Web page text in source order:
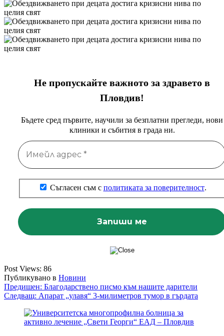
Не пропускайте важното за здравето в
Пловдив!
Бъдете сред първите, научили за безплатни прегледи, нови
клиники и събития в града ни.
Съгласен съм с политиката за поверителност.
Post Views: 86
Публикувано в Новини
Навигация
Предишен: Благодарствено писмо към нашите дарители
Следващ: Апарат „улавя“ 3-милиметров тумор в гърдата